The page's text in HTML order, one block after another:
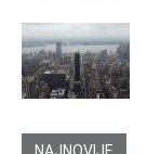
NAJNOVIJE